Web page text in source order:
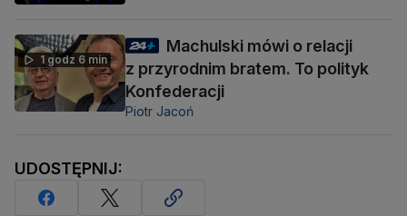
1 godz 6 min
Machulski mówi o relacji
z przyrodnim bratem. To polityk
Konfederacji
Piotr Jacoń
UDOSTĘPNIJ: